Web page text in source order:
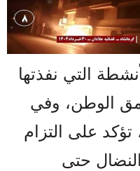
التي نفذتها
الوطن، وفي
على التزام
حتى